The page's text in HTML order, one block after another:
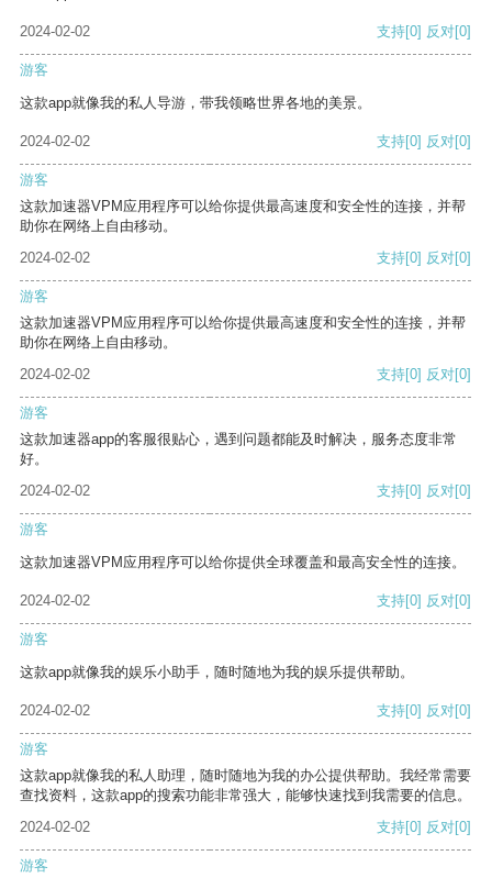
2024-02-02 支持[0] 反对[0]
游客
这款app就像我的私人导游，带我领略世界各地的美景。
2024-02-02 支持[0] 反对[0]
游客
这款加速器VPM应用程序可以给你提供最高速度和安全性的连接，并帮
助你在网络上自由移动。
2024-02-02
支持[0] 反对[0]
游客
这款加速器VPM应用程序可以给你提供最高速度和安全性的连接，并帮
助你在网络上自由移动。
2024-02-02
支持[0] 反对[0]
游客
这款加速器app的客服很贴心，遇到问题都能及时解决，服务态度非常
好。
2024-02-02
支持[0] 反对[0]
游客
这款加速器VPM应用程序可以给你提供全球覆盖和最高安全性的连接。
2024-02-02 支持[0] 反对[0]
游客
这款app就像我的娱乐小助手，随时随地为我的娱乐提供帮助。
2024-02-02 支持[0] 反对[0]
游客
这款app就像我的私人助理，随时随地为我的办公提供帮助。我经常需要
查找资料，这款app的搜索功能非常强大，能够快速找到我需要的信息。
2024-02-02
支持[0] 反对[0]
游客